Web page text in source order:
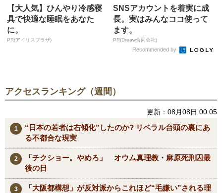
【大人気】ひんやり冷感寝
具で快適な睡眠をあなた
に。
PR(アイリスプラザ)
SNSアカウントを着実に成
長。実はみんなココ使って
ます。
PR(Dreaw合同会社)
Recommended by
アクセスランキング（週間）
更新：08月08日 00:05
“日本の若者は右傾化”したのか? リベラル台頭の裏にあ
る不都合な現実
「チクショー。やめろ」 オウム真理教・麻原死刑囚最
後の日
「大阪都構想」が反対派からこれほど“毛嫌い”される理